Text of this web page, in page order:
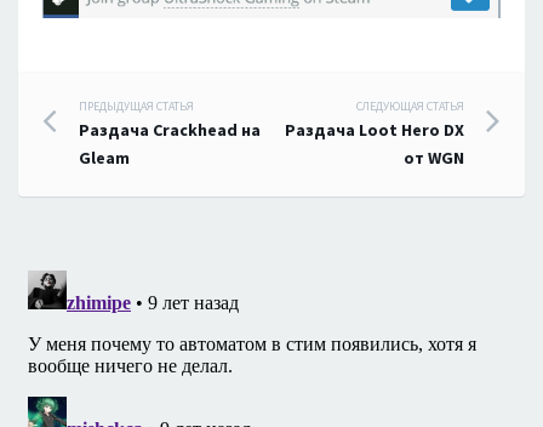
Навигация
по
записям
ПРЕДЫДУЩАЯ СТАТЬЯ
Раздача Crackhead на
Gleam
СЛЕДУЮЩАЯ СТАТЬЯ
Раздача Loot Hero DX
от WGN